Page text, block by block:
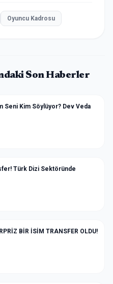
Oyuncu Kadrosu
Son Haberler
Seni Kim Söylüyor? Dev Veda
Türk Dizi Sektöründe
BİR İSİM TRANSFER OLDU!